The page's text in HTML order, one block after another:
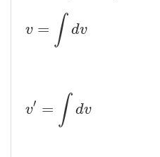
v = ∫ dv
v= d v
v′ = ∫ dv
v′= d v